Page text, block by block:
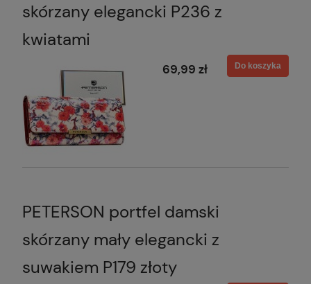
skórzany elegancki P236 z
kwiatami
69,99 zł Do koszyka
PETERSON portfel damski
skórzany mały elegancki z
suwakiem P179 złoty